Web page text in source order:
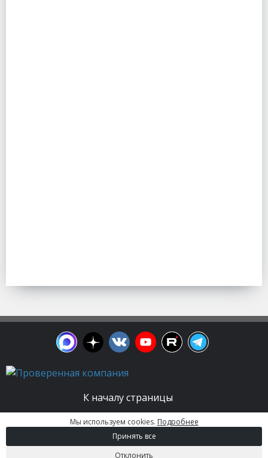
К началу страницы
© 2003 - 2026. Апельсин group | Группа
строительных компаний Все права защищены.
Вся информация на этом сайте носит
Мы используем cookies. Подробнее
Принять все
Отклонить